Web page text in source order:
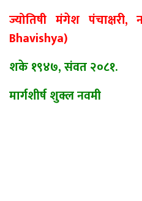
ज्योतिषी मंगेश पंचाक्षरी,
Bhavishya)
शके १९४७, संवत २०८१.
मार्गशीर्ष शुक्ल नवमी